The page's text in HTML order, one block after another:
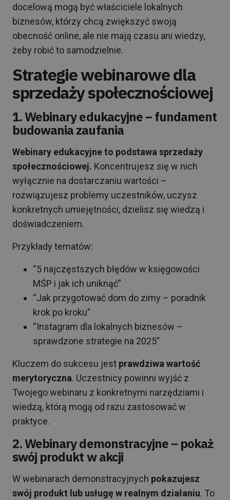
docelową mogą być właściciele lokalnych
biznesów, którzy chcą zwiększyć swoją
obecność online, ale nie mają czasu ani wiedzy,
żeby robić to samodzielnie.
Strategie webinarowe dla
sprzedaży społecznościowej
1. Webinary edukacyjne – fundament
budowania zaufania
Webinary edukacyjne to podstawa sprzedaży
społecznościowej. Koncentrujesz się w nich
wyłącznie na dostarczaniu wartości –
rozwiązujesz problemy uczestników, uczysz
konkretnych umiejętności, dzielisz się wiedzą i
doświadczeniem.
Przykłady tematów:
“5 najczęstszych błędów w księgowości
MŚP i jak ich uniknąć”
“Jak przygotować dom do zimy – poradnik
krok po kroku”
“Instagram dla lokalnych biznesów –
sprawdzone strategie na 2025”
Kluczem do sukcesu jest prawdziwa wartość
merytoryczna. Uczestnicy powinni wyjść z
Twojego webinaru z konkretnymi narzędziami i
wiedzą, którą mogą od razu zastosować w
praktyce.
2. Webinary demonstracyjne – pokaż
swój produkt w akcji
W webinarach demonstracyjnych pokazujesz
swój produkt lub usługę w realnym działaniu. To